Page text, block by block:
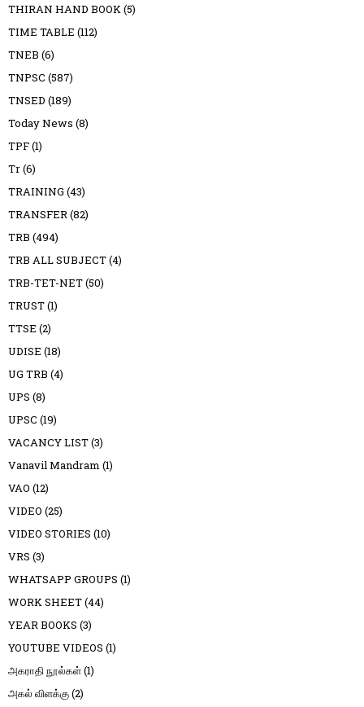
THIRAN HAND BOOK(5)
TIME TABLE (112)
TNEB (6)
TNPSC (587)
TNSED (189)
Today News (8)
TPF(1)
Tr(6)
TRAINING (43)
TRANSFER(82)
TRB (494)
TRB ALL SUBJECT(4)
TRB-TET-NET(50)
TRUST(1)
TTSE (2)
UDISE (18)
UG TRB (4)
UPS (8)
UPSC (19)
VACANCY LIST(3)
Vanavil Mandram (1)
VAO (12)
VIDEO (25)
VIDEO STORIES (10)
VRS (3)
WHATSAPP GROUPS (1)
WORK SHEET(44)
YEAR BOOKS (3)
YOUTUBE VIDEOS (1)
அகராதி நூல்கள்(1)
அகல் விளக்கு(2)